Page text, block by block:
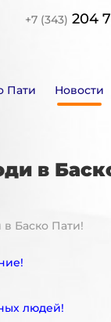
+7 (343) 204
Пати Новости
в
Баско Пати!
людей!